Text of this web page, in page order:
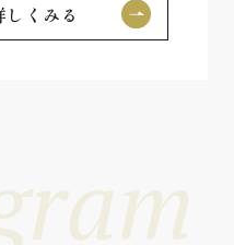
くみる